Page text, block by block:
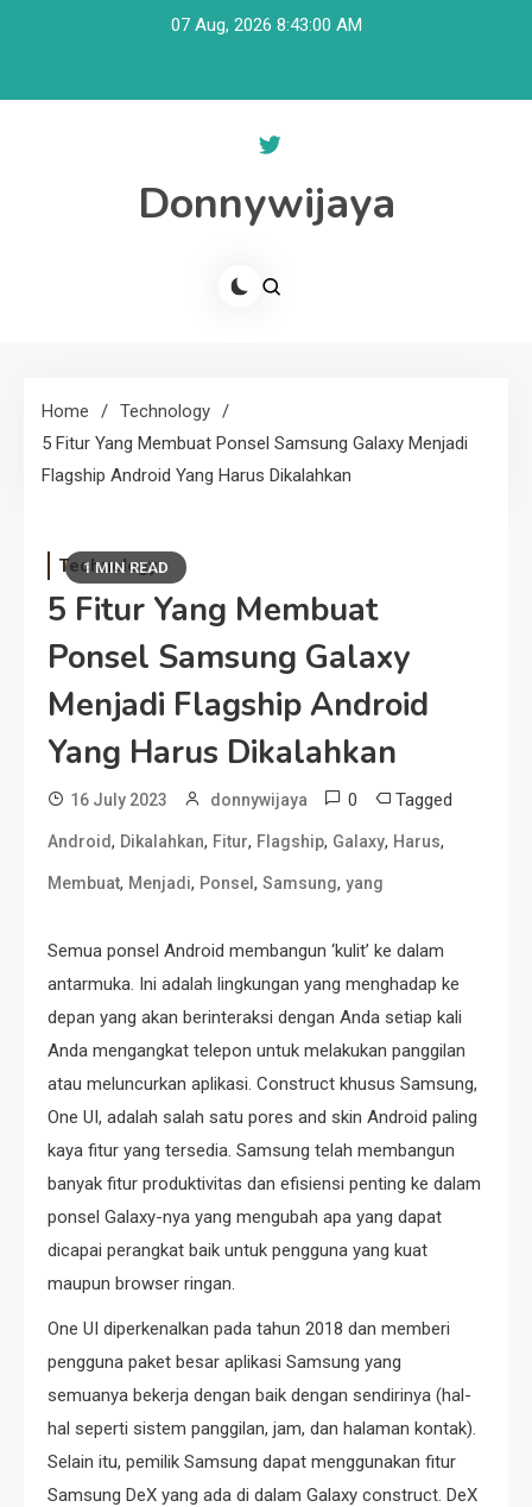
07 Aug, 2026 8:43:00 AM
Donnywijaya
Home
Technology
5 Fitur Yang Membuat Ponsel Samsung Galaxy Menjadi
Flagship Android Yang Harus Dikalahkan
1 MIN READ
Technology
5 Fitur Yang Membuat
Ponsel Samsung Galaxy
Menjadi Flagship Android
Yang Harus Dikalahkan
16 July 2023 donnywijaya 0 Tagged
Android, Dikalahkan, Fitur, Flagship, Galaxy, Harus,
Membuat, Menjadi, Ponsel , Samsung, yang
Semua ponsel Android membangun ‘kulit’ ke dalam
antarmuka. Ini adalah lingkungan yang menghadap ke
depan yang akan berinteraksi dengan Anda setiap kali
Anda mengangkat telepon untuk melakukan panggilan
atau meluncurkan aplikasi. Construct khusus Samsung,
One UI, adalah salah satu pores and skin Android paling
kaya fitur yang tersedia. Samsung telah membangun
banyak fitur produktivitas dan efisiensi penting ke dalam
ponsel Galaxy-nya yang mengubah apa yang dapat
dicapai perangkat baik untuk pengguna yang kuat
maupun browser ringan.
One UI diperkenalkan pada tahun 2018 dan memberi
pengguna paket besar aplikasi Samsung yang
semuanya bekerja dengan baik dengan sendirinya (hal-
hal seperti sistem panggilan, jam, dan halaman kontak).
Selain itu, pemilik Samsung dapat menggunakan fitur
Samsung DeX yang ada di dalam Galaxy construct. DeX